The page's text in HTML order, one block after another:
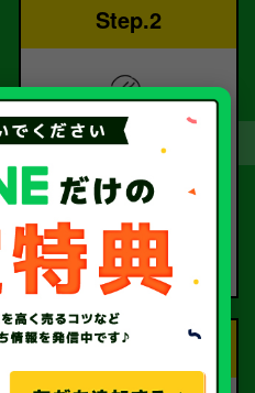
Step.2
査定のプロが
お電話で回答いたしま
す。
Step.4